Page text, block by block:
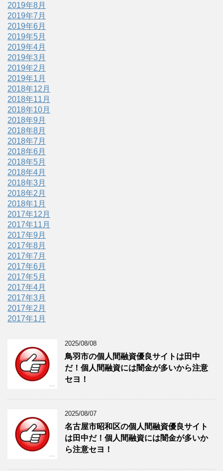
2019年8月
2019年7月
2019年6月
2019年5月
2019年4月
2019年3月
2019年2月
2019年1月
2018年12月
2018年11月
2018年10月
2018年9月
2018年8月
2018年7月
2018年6月
2018年5月
2018年4月
2018年3月
2018年2月
2018年1月
2017年12月
2017年11月
2017年9月
2017年8月
2017年7月
2017年6月
2017年5月
2017年4月
2017年3月
2017年2月
2017年1月
2025/08/08
鳥羽市の個人間融資優良サイトは田中
だ！個人間融資には闇金が多いから注意
セヨ！
2025/08/07
名古屋市昭和区の個人間融資優良サイト
は田中だ！個人間融資には闇金が多いか
ら注意セヨ！